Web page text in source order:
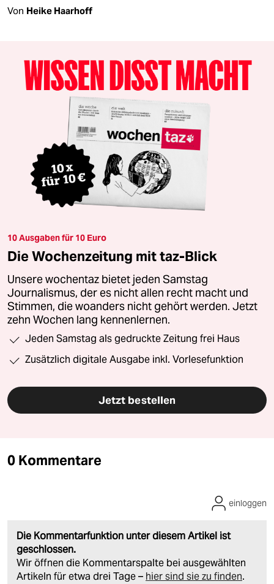
Von Heike Haarhoff
10 Ausgaben für 10 Euro
Die Wochenzeitung mit taz-Blick
Unsere wochentaz bietet jeden Samstag
Journalismus, der es nicht allen recht macht und
Stimmen, die woanders nicht gehört werden. Jetzt
zehn Wochen lang kennenlernen.
Jeden Samstag als gedruckte Zeitung frei Haus
Zusätzlich digitale Ausgabe inkl. Vorlesefunktion
Jetzt bestellen
0 Kommentare
Die Kommentarfunktion unter diesem Artikel ist
geschlossen.
Wir öffnen die Kommentarspalte bei ausgewählten
Artikeln für etwa drei Tage – hier sind sie zu finden.
einloggen